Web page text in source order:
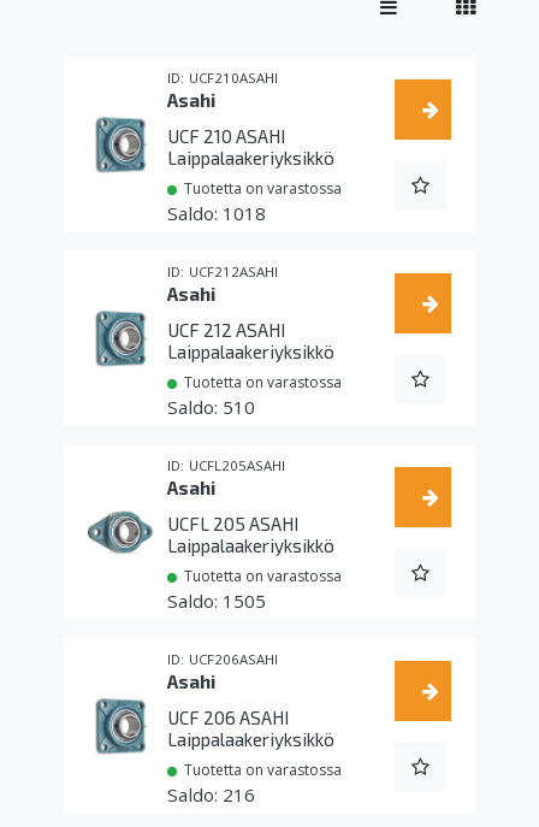
UCF210ASAHI
Asahi
UCF 210 ASAHI
Laippalaakeriyksikkö
Tuotetta on varastossa
1018
UCF212ASAHI
Asahi
UCF 212 ASAHI
Laippalaakeriyksikkö
Tuotetta on varastossa
510
UCFL205ASAHI
Asahi
UCFL 205 ASAHI
Laippalaakeriyksikkö
Tuotetta on varastossa
1505
UCF206ASAHI
Asahi
UCF 206 ASAHI
Laippalaakeriyksikkö
Tuotetta on varastossa
216